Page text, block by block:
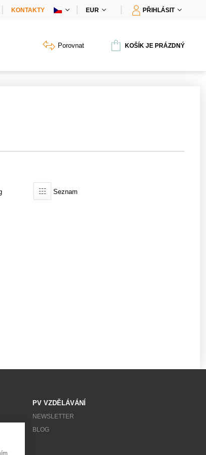
KONTAKTY EUR PŘIHLÁSIT
Porovnat KOŠÍK JE PRÁZDNÝ
Seznam
PV VZDĚLÁVÁNÍ
NEWSLETTER
BLOG